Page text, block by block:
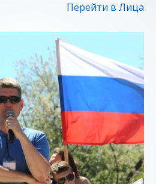
Перейти в Лица